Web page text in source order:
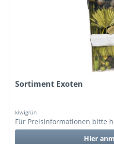
Sortiment Exoten
kiwigrün
Für Preisinformationen bitte
Hier